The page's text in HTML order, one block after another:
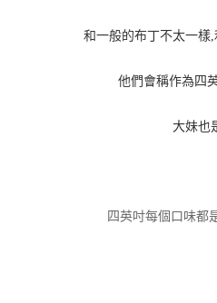
和一般的布丁不太一樣
他們會稱作為四
大妹也
四英吋每個口味都